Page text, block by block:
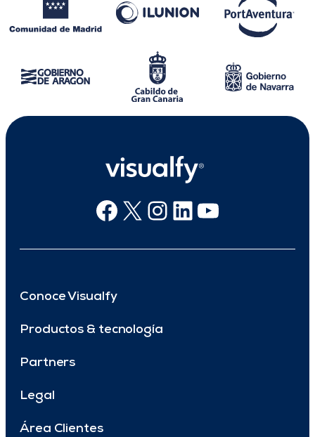
Facebook
X Instagram
Linkedin
Youtube
Conoce Visualfy
Productos & tecnología
Partners
Legal
Área Clientes